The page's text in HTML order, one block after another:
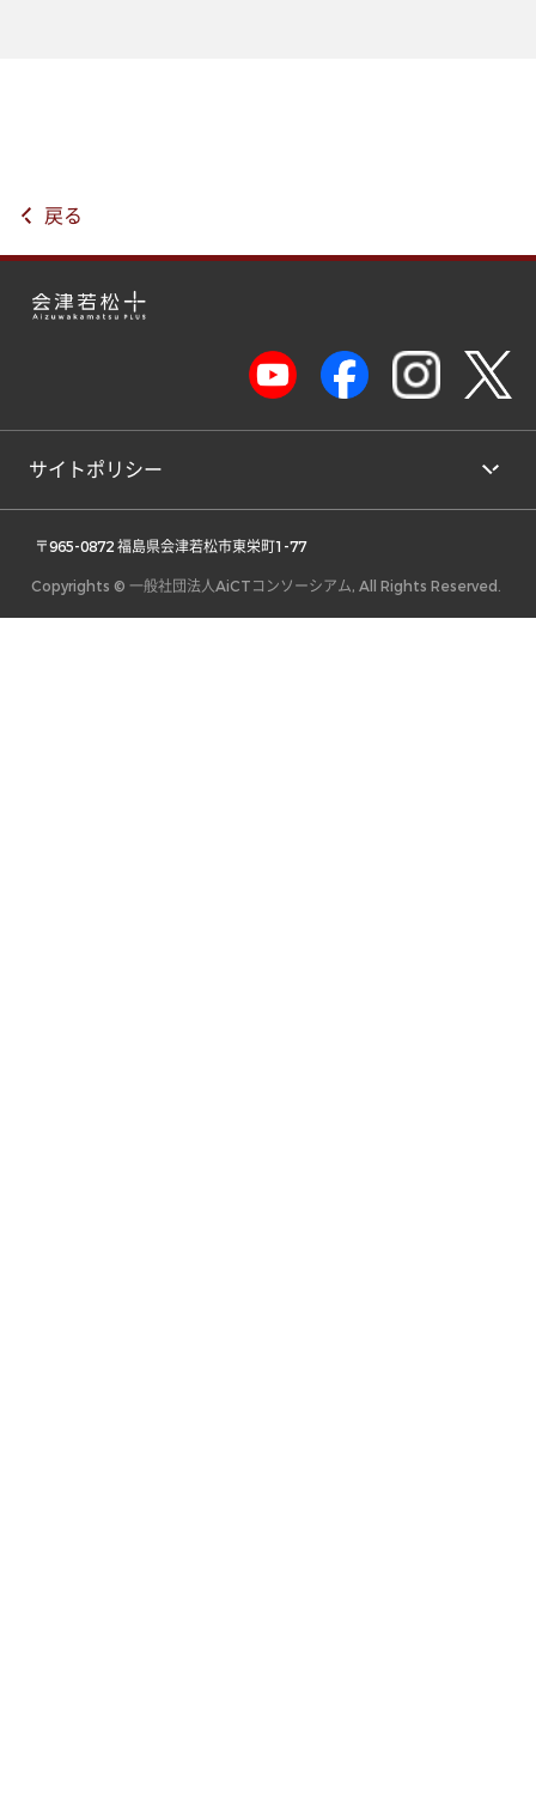
戻る
サイトポリシー
〒965-0872 福島県会津若松市東栄町1-77
Copyrights © 一般社団法人AiCTコンソーシアム, All Rights Reserved.